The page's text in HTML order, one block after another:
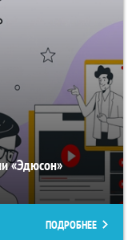
«Эдюсон»
ПОДРОБНЕЕ